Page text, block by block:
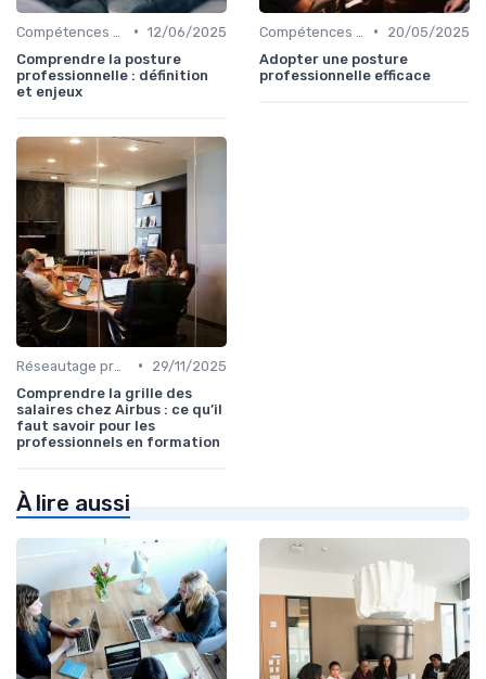
• 12/06/2025
Comprendre la posture
professionnelle : définition
et enjeux
•
20/05/2025
Adopter une posture
professionnelle efficace
•
29/11/2025
Comprendre la grille des
salaires chez Airbus : ce qu’il
faut savoir pour les
professionnels en formation
À lire aussi